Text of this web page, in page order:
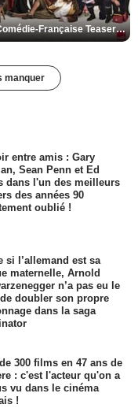
De la Comédie-Française Teaser VF
manquer
entre amis : Gary
Sean Penn et Ed
dans l'un des meilleurs
des années 90
oublié !
si l’allemand est sa
maternelle, Arnold
n’a pas eu le
doubler son propre
dans la saga
300 films en 47 ans de
: c'est l'acteur qu'on a
vu dans le cinéma
!